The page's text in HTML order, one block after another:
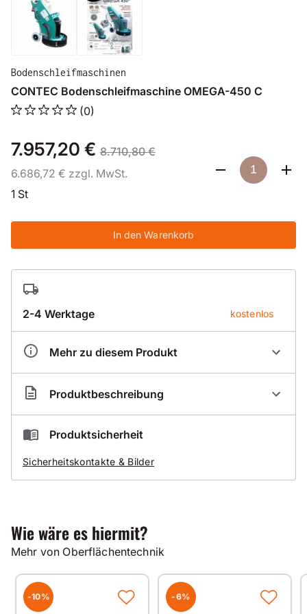
Bodenschleifmaschinen
CONTEC Bodenschleifmaschine OMEGA-450 C
(0)
7.957,20 € 8.710,80 €
6.686,72 € zzgl. MwSt.
1 St
In den Warenkorb
2-4 Werktage kostenlos
Mehr zu diesem Produkt
Artikelnummer CO000024
Produktbeschreibung
Der Preis beinhaltet 100,00 Euro Sperrgut-Versand.
Durch die hohe Schnittgeschwindigkeit der
Werkzeuge erreicht die OMEGA 450 eine noch nie
dagewesene Schleifleistung.
Durch die einzigartige Drehzahlregelung von 0 -
1500 U/min ist die OMEGA 450 universell auf jedem
Boden zu Hause.
Produktsicherheit
Sicherheitskontakte & Bilder
Wie wäre es hiermit?
Mehr von Oberflächentechnik
-10% -6%